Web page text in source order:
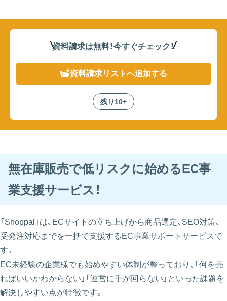
資料請求は無料！今すぐチェック！
資料請求リストへ追加する
残り10+
無在庫販売で低リスクに始めるEC事
業支援サービス！
「Shoppal」は、ECサイトの立ち上げから商品選定、SEO対策、
受発注対応までを一括で支援するEC事業サポートサービスで
す。
EC未経験の企業様でも始めやすい体制が整っており、「何を売
ればいいかわからない」「運営に手が回らない」といった課題を
解決しやすい点が特徴です。